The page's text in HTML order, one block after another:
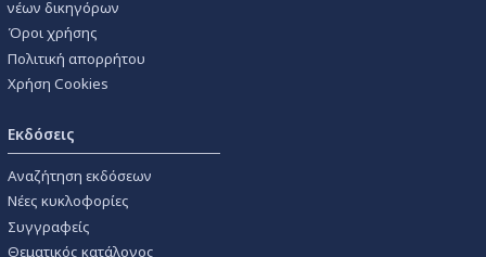
νέων δικηγόρων
Όροι χρήσης
Πολιτική απορρήτου
Χρήση Cookies
Εκδόσεις
Αναζήτηση εκδόσεων
Νέες κυκλοφορίες
Συγγραφείς
Θεματικός κατάλογος